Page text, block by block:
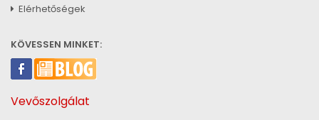
Elérhetőségek
KÖVESSEN MINKET:
Vevőszolgálat